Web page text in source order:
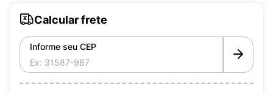
Calcular frete
Informe seu CEP